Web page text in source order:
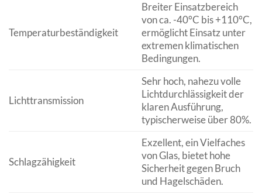
Temperaturbeständigkeit
Breiter Einsatzbereich
von ca. -40°C bis +110°C,
ermöglicht Einsatz unter
extremen klimatischen
Bedingungen.
Lichttransmission
Sehr hoch, nahezu volle
Lichtdurchlässigkeit der
klaren Ausführung,
typischerweise über 80%.
Schlagzähigkeit
Exzellent, ein Vielfaches
von Glas, bietet hohe
Sicherheit gegen Bruch
und Hagelschäden.